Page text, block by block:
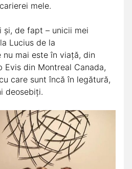
mele.
și, de fapt – unicii mei
Lucius de la
mai este în viață, din
Evis din Montreal Canada,
care sunt încă în legătură,
deosebiți.